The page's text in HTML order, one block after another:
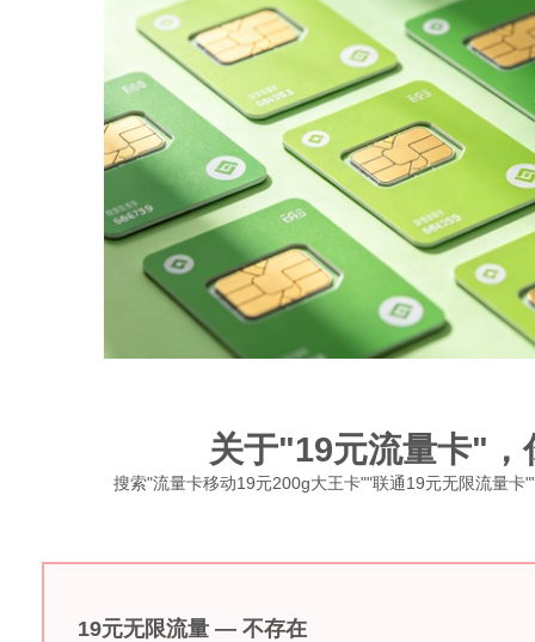
关于"19元流量卡"，
搜索"流量卡移动19元200g大王卡""联通19元无限流量
19元无限流量 — 不存在